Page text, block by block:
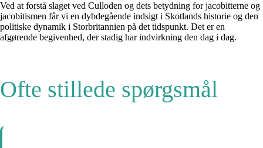
Ved at forstå slaget ved Culloden og dets betydning for jacobitterne og
jacobitismen får vi en dybdegående indsigt i Skotlands historie og den
politiske dynamik i Storbritannien på det tidspunkt. Det er en
afgørende begivenhed, der stadig har indvirkning den dag i dag.
Ofte stillede spørgsmål